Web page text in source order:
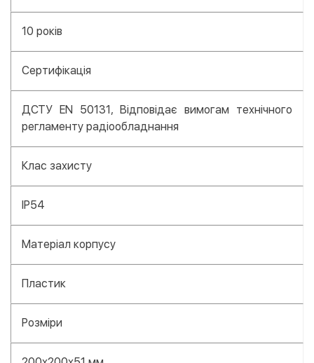
10 років
Сертифікація
ДСТУ EN 50131, Відповідає вимогам технічного
регламенту радіообладнання
Клас захисту
IP54
Матеріал корпусу
Пластик
Розміри